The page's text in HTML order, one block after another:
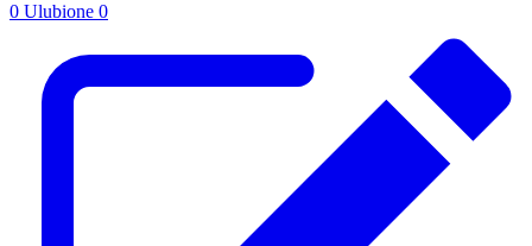
0 Ulubione 0